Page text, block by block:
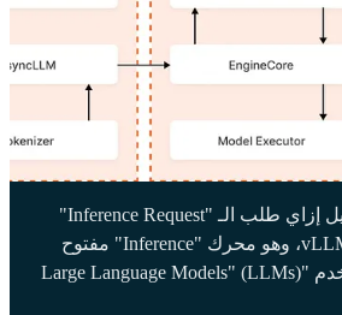
المقال ده بيشرح بالتفصيل إزاي طلب الـ "Inference Request"
بيمشي جوه محرك vLLM V1، وهو محرك "Inference" مفتوح
المصدر معمُول عشان يخدم "Large Language Models" (LLMs)